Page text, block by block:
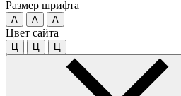
Размер шрифта
A A A
Цвет сайта
Ц Ц Ц